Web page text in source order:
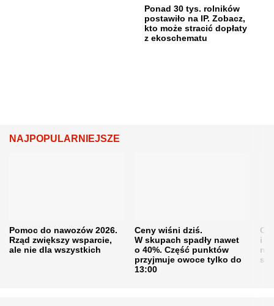
Ponad 30 tys. rolników
postawiło na IP. Zobacz,
kto może stracić dopłaty
z ekoschematu
NAJPOPULARNIEJSZE
Pomoc do nawozów 2026.
Rząd zwiększy wsparcie,
ale nie dla wszystkich
Ceny wiśni dziś.
W skupach spadły nawet
o 40%. Część punktów
przyjmuje owoce tylko do
13:00
i